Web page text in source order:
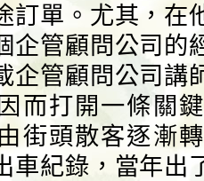
訂單。尤其，在
企管顧問公司的
企管顧問公司講
而打開一條關
街頭散客逐漸
車紀錄，當年出